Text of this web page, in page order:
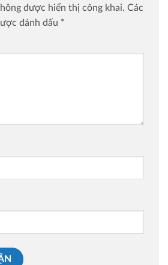
được hiển thị công khai. Các
đánh dấu *